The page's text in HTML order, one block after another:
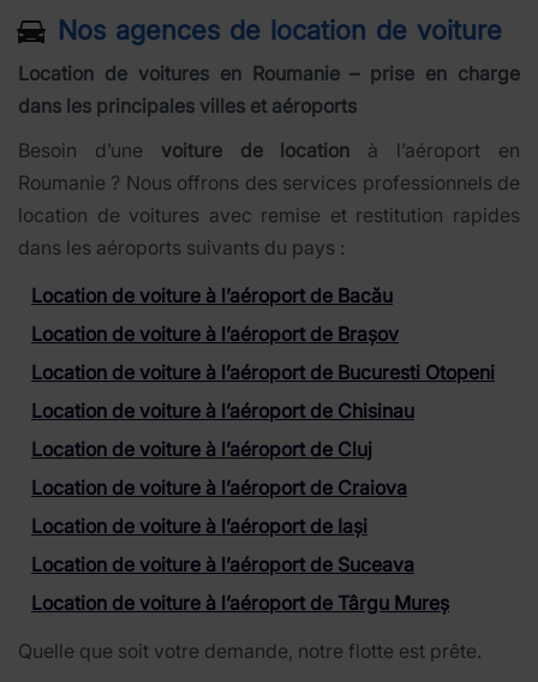
Nos agences de location de voiture
Location de voitures en Roumanie – prise en charge
dans les principales villes et aéroports
Besoin d’une voiture de location à l’aéroport en
Roumanie ? Nous offrons des services professionnels de
location de voitures avec remise et restitution rapides
dans les aéroports suivants du pays :
Location de voiture à l’aéroport de Bacău
Location de voiture à l’aéroport de Brașov
Location de voiture à l’aéroport de Bucuresti Otopeni
Location de voiture à l’aéroport de Chisinau
Location de voiture à l’aéroport de Cluj
Location de voiture à l’aéroport de Craiova
Location de voiture à l’aéroport de Iași
Location de voiture à l’aéroport de Suceava
Location de voiture à l’aéroport de Târgu Mureș
Quelle que soit votre demande, notre flotte est prête.